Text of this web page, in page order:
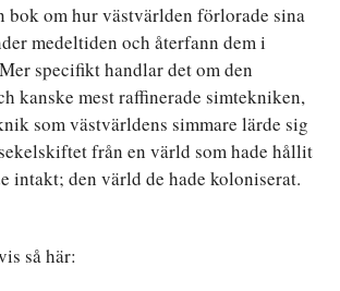
bok om hur västvärlden förlorade sina
medeltiden och återfann dem i
specifikt handlar det om den
kanske mest raffinerade simtekniken,
som västvärldens simmare lärde sig
från en värld som hade hållit
intakt; den värld de hade koloniserat.
så här: